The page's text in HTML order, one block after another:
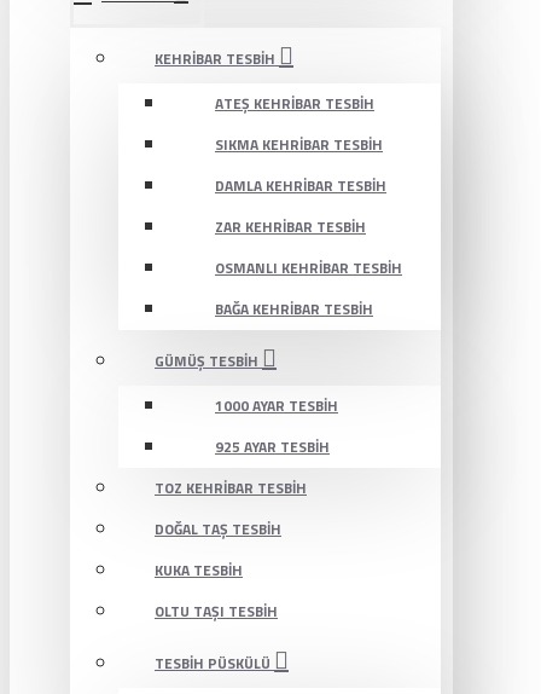
KEHRIBAR TESBIH
ATEŞ KEHRIBAR TESBIH
SIKMA KEHRIBAR TESBIH
DAMLA KEHRIBAR TESBIH
ZAR KEHRIBAR TESBIH
OSMANLI KEHRIBAR TESBIH
BAĞA KEHRIBAR TESBIH
GÜMÜŞ TESBIH
1000 AYAR TESBIH
925 AYAR TESBIH
TOZ KEHRIBAR TESBIH
DOĞAL TAŞ TESBIH
KUKA TESBIH
OLTU TAŞI TESBIH
TESBIH PÜSKÜLÜ